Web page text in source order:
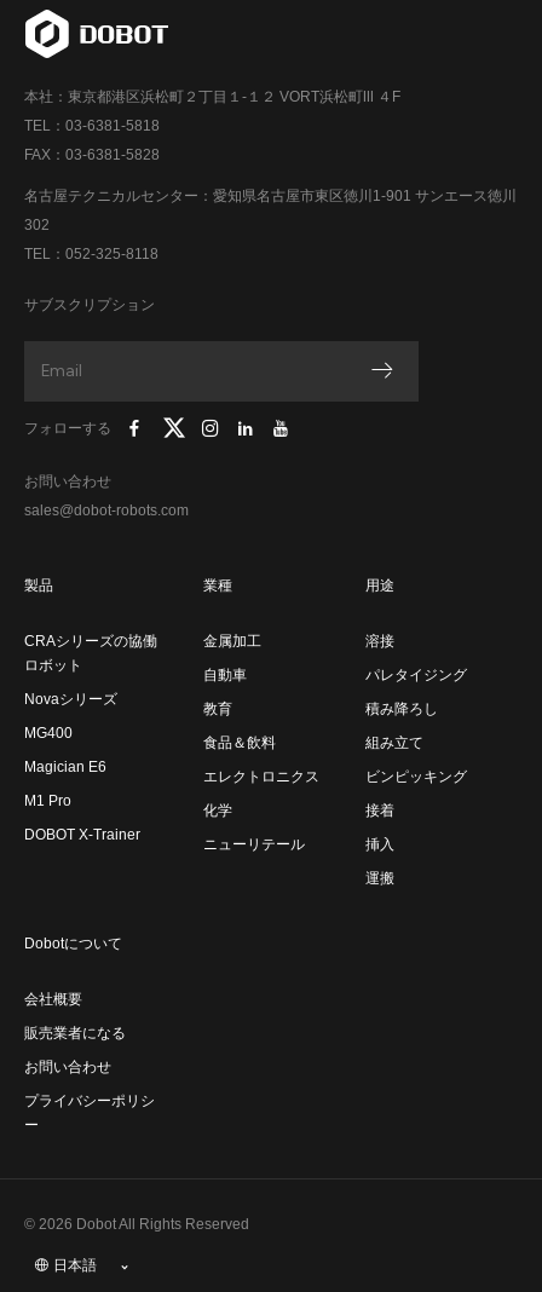
本社：東京都港区浜松町２丁目１-１２ VORT浜松町Ⅲ ４F
TEL：03-6381-5818
FAX：03-6381-5828
名古屋テクニカルセンター：愛知県名古屋市東区徳川1-901 サンエース徳川
302
TEL：052-325-8118
サブスクリプション
フォローする
お問い合わせ
sales@dobot-robots.com
製品
CRAシリーズの協働
ロボット
Novaシリーズ
MG400
Magician E6
M1 Pro
DOBOT X-Trainer
業種
金属加工
自動車
教育
食品＆飲料
エレクトロニクス
化学
ニューリテール
用途
溶接
パレタイジング
積み降ろし
組み立て
ビンピッキング
接着
挿入
運搬
Dobotについて
会社概要
販売業者になる
お問い合わせ
プライバシーポリシ
ー
© 2026 Dobot All Rights Reserved
日本語